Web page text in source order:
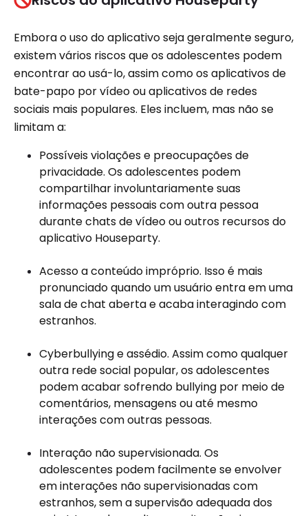
Embora o uso do aplicativo seja geralmente seguro,
existem vários riscos que os adolescentes podem
encontrar ao usá-lo, assim como os aplicativos de
bate-papo por vídeo ou aplicativos de redes
sociais mais populares. Eles incluem, mas não se
limitam a:
Possíveis violações e preocupações de
privacidade. Os adolescentes podem
compartilhar involuntariamente suas
informações pessoais com outra pessoa
durante chats de vídeo ou outros recursos do
aplicativo Houseparty.
Acesso a conteúdo impróprio. Isso é mais
pronunciado quando um usuário entra em uma
sala de chat aberta e acaba interagindo com
estranhos.
Cyberbullying e assédio. Assim como qualquer
outra rede social popular, os adolescentes
podem acabar sofrendo bullying por meio de
comentários, mensagens ou até mesmo
interações com outras pessoas.
Interação não supervisionada. Os
adolescentes podem facilmente se envolver
em interações não supervisionadas com
estranhos, sem a supervisão adequada dos